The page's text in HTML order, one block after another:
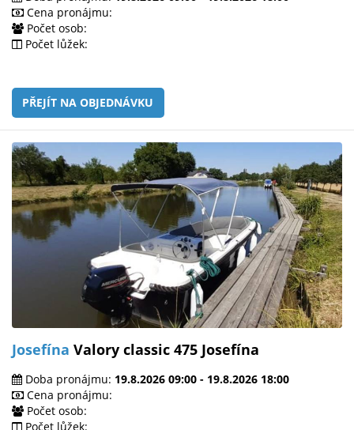
Cena pronájmu:
Počet osob:
Počet lůžek:
PŘEJÍT NA OBJEDNÁVKU
Josefína Valory classic 475 Josefína
Doba pronájmu: 19.8.2026 09:00 - 19.8.2026 18:00
Cena pronájmu:
Počet osob:
Počet lůžek: